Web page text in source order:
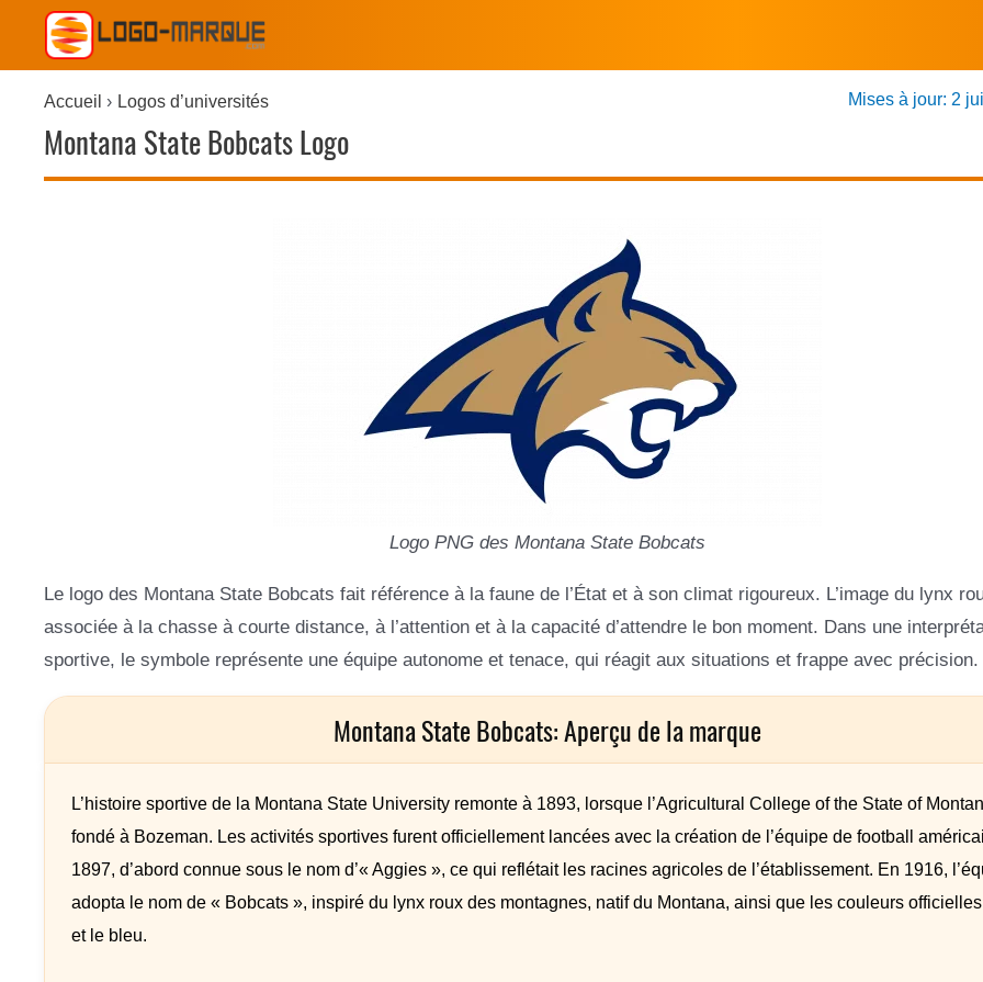
Accueil Logos d’universités
Montana State Bobcats Logo
Mises à jour: 2
Logo PNG des Montana State Bobcats
Le logo des Montana State Bobcats fait référence à la faune de l’État et à son climat rigoureux. L’image du lynx
associée à la chasse à courte distance, à l’attention et à la capacité d’attendre le bon moment. Dans une
sportive, le symbole représente une équipe autonome et tenace, qui réagit aux situations et frappe avec précision.
Montana State Bobcats: Aperçu de la marque
L’histoire sportive de la Montana State University remonte à 1893, lorsque l’Agricultural College of the State of
fondé à Bozeman. Les activités sportives furent officiellement lancées avec la création de l’équipe de football
1897, d’abord connue sous le nom d’« Aggies », ce qui reflétait les racines agricoles de l’établissement. En 1916,
adopta le nom de « Bobcats », inspiré du lynx roux des montagnes, natif du Montana, ainsi que les couleurs officielles
et le bleu.